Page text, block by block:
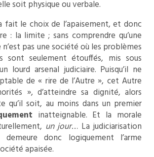
soit physique ou verbale.
fait le choix de l’apaisement, et donc
: la limite ; sans comprendre qu’une
pas une société où les problèmes
sont seulement étouffés, mis sous
lourd arsenal judiciaire. Puisqu’il ne
de « rire de l’Autre », cet Autre
», d’atteindre sa dignité, alors
qu’il soit, au moins dans un premier
inatteignable. Et la morale
un jour… La judiciarisation
donc logiquement l’arme
apaisée.